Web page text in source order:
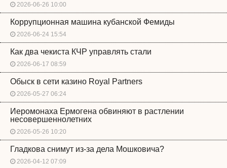
2026-06-26 10:00
Коррупционная машина кубанской Фемиды
2026-06-24 15:54
Как два чекиста КЧР управлять стали
2026-06-17 08:59
Обыск в сети казино Royal Partners
2026-05-27 06:24
Иеромонаха Ермогена обвиняют в растлении
несовершеннолетних
2026-05-26 10:20
Гладкова снимут из-за дела Мошковича?
2026-04-12 07:09